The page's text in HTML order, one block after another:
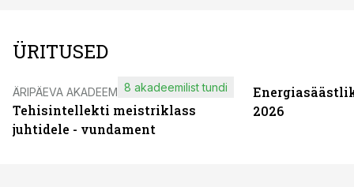
ÜRITUSED
ÄRIPÄEVA AKADEEMIA
Tehisintellekti meistriklass
juhtidele - vundament
8 akadeemilist tundi
2026